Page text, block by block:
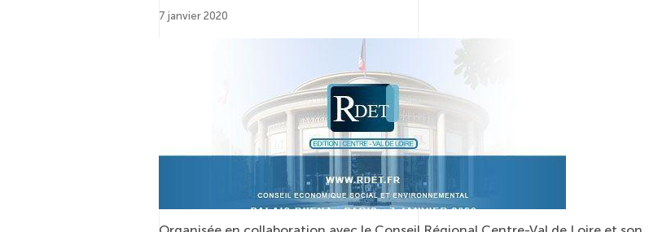
7 janvier 2020